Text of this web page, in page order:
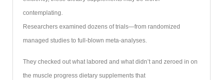
contemplating.
Researchers examined dozens of trials—from randomized
managed studies to full-blown meta-analyses.
They checked out what labored and what didn’t and zeroed in on
the muscle progress dietary supplements that